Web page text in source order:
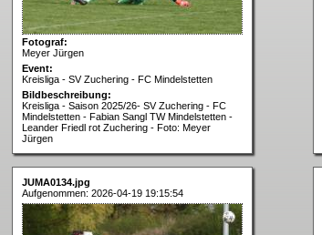
Fotograf:
Meyer Jürgen
Event:
Kreisliga - SV Zuchering - FC Mindelstetten
Bildbeschreibung:
Kreisliga - Saison 2025/26- SV Zuchering - FC
Mindelstetten - Fabian Sangl TW Mindelstetten -
Leander Friedl rot Zuchering - Foto: Meyer
Jürgen
JUMA0134.jpg
Aufgenommen: 2026-04-19 19:15:54